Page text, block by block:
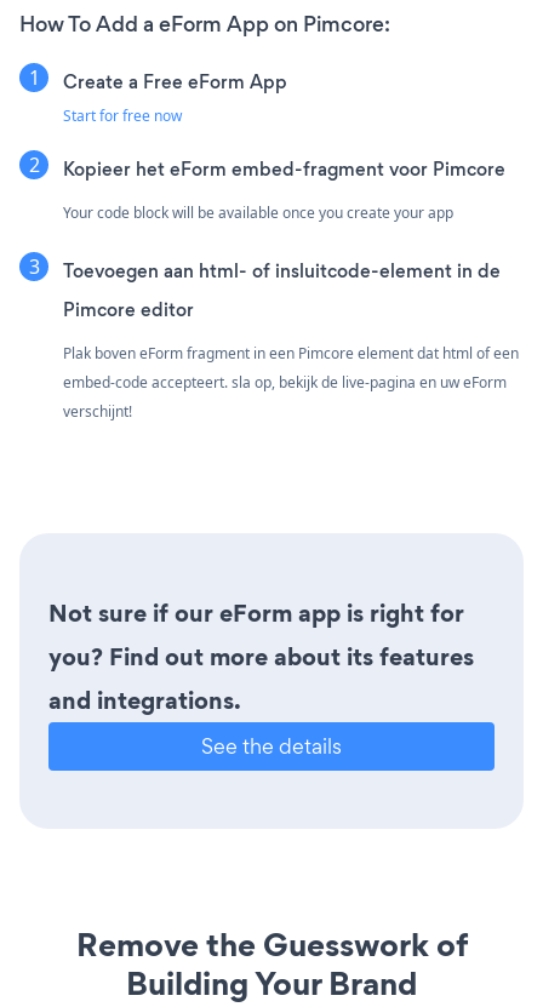
How To Add a eForm App on Pimcore:
Create a Free eForm App
Start for free now
Kopieer het eForm embed-fragment voor Pimcore
Your code block will be available once you create your app
Toevoegen aan html- of insluitcode-element in de
Pimcore editor
Plak boven eForm fragment in een Pimcore element dat html of een
embed-code accepteert. sla op, bekijk de live-pagina en uw eForm
verschijnt!
Not sure if our eForm app is right for
you? Find out more about its features
and integrations.
See the details
Remove the Guesswork of
Building Your Brand